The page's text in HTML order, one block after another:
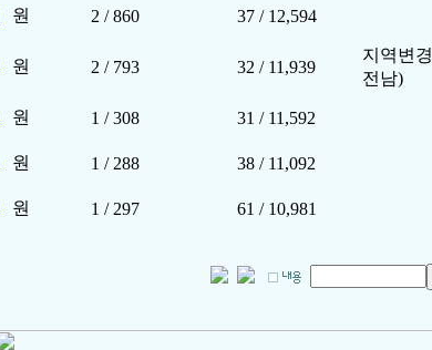
원 2 / 860 37 / 12,594
원 2 / 793 32 / 11,939
지역변
전남)
원 1 / 308 31 / 11,592
원 1 / 288 38 / 11,092
원 1 / 297 61 / 10,981